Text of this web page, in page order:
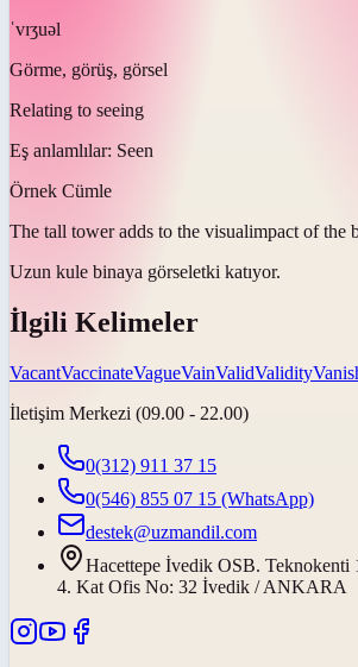
ˈvɪʒuəl
Görme, görüş, görsel
Relating to seeing
Eş anlamlılar: Seen
Örnek Cümle
The tall tower adds to the visualimpact of the
Uzun kule binaya görseletki katıyor.
İlgili Kelimeler
VacantVaccinateVagueVainValidValidity
İletişim Merkezi (09.00 - 22.00)
0(312) 911 37 15
0(546) 855 07 15 (WhatsApp)
destek@uzmandil.com
Hacettepe İvedik OSB. Teknokenti
4. Kat Ofis No: 32 İvedik / ANKARA